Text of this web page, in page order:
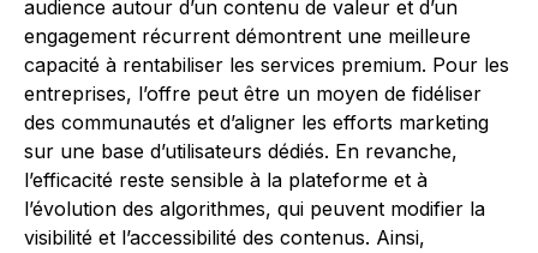
audience autour d’un contenu de valeur et d’un
engagement récurrent démontrent une meilleure
capacité à rentabiliser les services premium. Pour les
entreprises, l’offre peut être un moyen de fidéliser
des communautés et d’aligner les efforts marketing
sur une base d’utilisateurs dédiés. En revanche,
l’efficacité reste sensible à la plateforme et à
l’évolution des algorithmes, qui peuvent modifier la
visibilité et l’accessibilité des contenus. Ainsi,